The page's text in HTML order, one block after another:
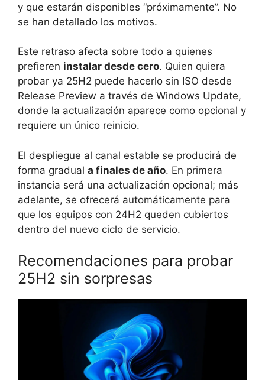
y que estarán disponibles “próximamente”. No
se han detallado los motivos.
Este retraso afecta sobre todo a quienes
prefieren instalar desde cero. Quien quiera
probar ya 25H2 puede hacerlo sin ISO desde
Release Preview a través de Windows Update,
donde la actualización aparece como opcional y
requiere un único reinicio.
El despliegue al canal estable se producirá de
forma gradual a finales de año. En primera
instancia será una actualización opcional; más
adelante, se ofrecerá automáticamente para
que los equipos con 24H2 queden cubiertos
dentro del nuevo ciclo de servicio.
Recomendaciones para probar
25H2 sin sorpresas